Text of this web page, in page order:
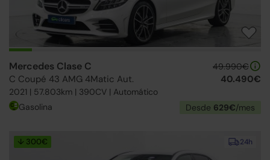
Mercedes Clase C
C Coupé 43 AMG 4Matic Aut.
2021 | 57.803km | 390CV | Automático
49.990€
40.490€
Gasolina Desde 629€/mes
24h
↓ 300€